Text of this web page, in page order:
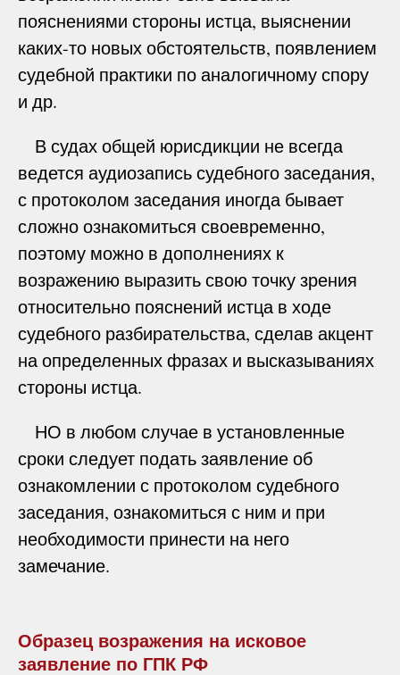
пояснениями стороны истца, выяснении
каких-то новых обстоятельств, появлением
судебной практики по аналогичному спору
и др.
В судах общей юрисдикции не всегда
ведется аудиозапись судебного заседания,
с протоколом заседания иногда бывает
сложно ознакомиться своевременно,
поэтому можно в дополнениях к
возражению выразить свою точку зрения
относительно пояснений истца в ходе
судебного разбирательства, сделав акцент
на определенных фразах и высказываниях
стороны истца.
НО в любом случае в установленные
сроки следует подать заявление об
ознакомлении с протоколом судебного
заседания, ознакомиться с ним и при
необходимости принести на него
замечание.
Образец возражения на исковое
заявление по ГПК РФ